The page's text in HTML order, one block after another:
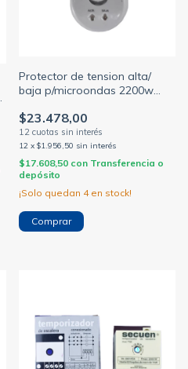
Protector de tension alta/
baja p/microondas 2200w
(STAND BY)
$23.478,00
12 x $1.956,50 sin interés
$17.608,50 con Transferencia o
depósito
¡Solo quedan 4en stock!